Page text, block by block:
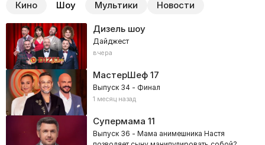
Кино Шоу Мультики Новости
Дизель шоу
Дайджест
вчера
МастерШеф17
Выпуск 34 - Финал
1 месяц назад
Супермама 11
Выпуск 36 - Мама анимешника Настя